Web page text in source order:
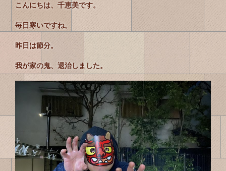
こんにちは、千恵美です。
毎日寒いですね。
昨日は節分。
我が家の鬼、退治しました。